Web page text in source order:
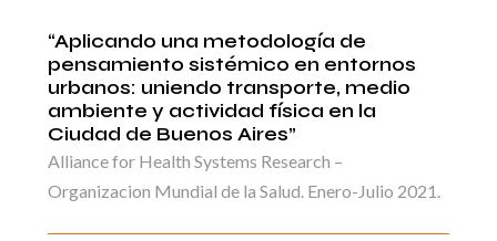
“Aplicando una metodología de
pensamiento sistémico en entornos
urbanos: uniendo transporte, medio
ambiente y actividad física en la
Ciudad de Buenos Aires”
Alliance for Health Systems Research –
Organizacion Mundial de la Salud. Enero-Julio 2021.